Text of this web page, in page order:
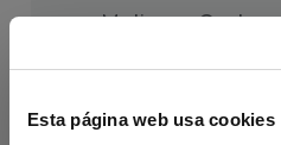
Esta página web usa cookies
Matisse o